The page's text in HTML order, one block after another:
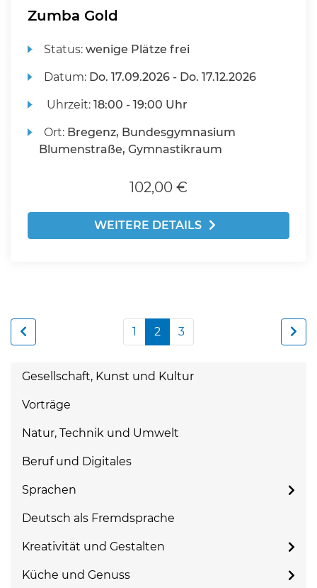
Zumba Gold
Status:wenige Plätze frei
Datum: Do. 17.09.2026 - Do. 17.12.2026
Uhrzeit:18:00 - 19:00 Uhr
Ort: Bregenz, Bundesgymnasium
Blumenstraße, Gymnastikraum
102,00 €
WEITERE DETAILS
1 2 3
Gesellschaft, Kunst und Kultur
Vorträge
Natur, Technik und Umwelt
Beruf und Digitales
Sprachen
Deutsch als Fremdsprache
Kreativität und Gestalten
Küche und Genuss